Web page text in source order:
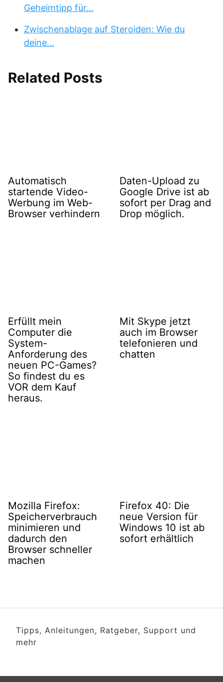
Geheimtipp für…
Zwischenablage auf Steroiden: Wie du
deine…
Related Posts
Automatisch
startende Video-
Werbung im Web-
Browser verhindern
Daten-Upload zu
Google Drive ist ab
sofort per Drag and
Drop möglich.
Erfüllt mein
Computer die
System-
Anforderung des
neuen PC-Games?
So findest du es
VOR dem Kauf
heraus.
Mit Skype jetzt
auch im Browser
telefonieren und
chatten
Mozilla Firefox:
Speicherverbrauch
minimieren und
dadurch den
Browser schneller
machen
Firefox 40: Die
neue Version für
Windows 10 ist ab
sofort erhältlich
Tipps, Anleitungen, Ratgeber, Support und
mehr